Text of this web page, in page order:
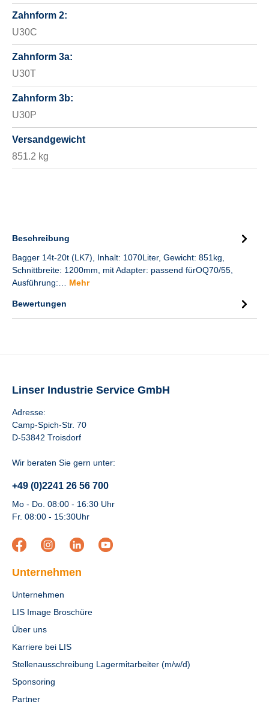
Zahnform 2:
U30C
Zahnform 3a:
U30T
Zahnform 3b:
U30P
Versandgewicht
851.2 kg
Beschreibung
Bagger 14t-20t (LK7), Inhalt: 1070Liter, Gewicht: 851kg,
Schnittbreite: 1200mm, mit Adapter: passend fürOQ70/55,
Ausführung:… Mehr
Bewertungen
Linser Industrie Service GmbH
Adresse:
Camp-Spich-Str. 70
D-53842 Troisdorf
Wir beraten Sie gern unter:
+49 (0)2241 26 56 700
Mo - Do. 08:00 - 16:30 Uhr
Fr. 08:00 - 15:30Uhr
Unternehmen
Unternehmen
LIS Image Broschüre
Über uns
Karriere bei LIS
Stellenausschreibung Lagermitarbeiter (m/w/d)
Sponsoring
Partner